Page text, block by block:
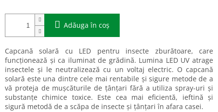
Adăuga în coş
Capcană solară cu LED pentru insecte zburătoare, care
funcționează și ca iluminat de grădină. Lumina LED UV atrage
insectele și le neutralizează cu un voltaj electric. O capcană
solară este una dintre cele mai rentabile și sigure metode de a
vă proteja de mușcăturile de țânțari fără a utiliza spray-uri și
substanțe chimice toxice. Este cea mai eficientă, ieftină și
sigură metodă de a scăpa de insecte și țânțari în afara casei.